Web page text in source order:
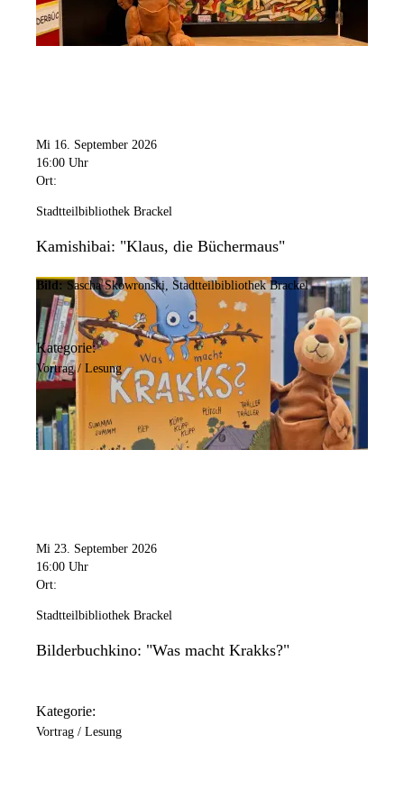
Mi 16. September 2026
16:00 Uhr
Ort:
Stadtteilbibliothek Brackel
Kamishibai: "Klaus, die Büchermaus"
Bild: Sascha Skowronski, Stadtteilbibliothek Brackel
Kategorie:
Vortrag / Lesung
Mi 23. September 2026
16:00 Uhr
Ort:
Stadtteilbibliothek Brackel
Bilderbuchkino: "Was macht Krakks?"
Kategorie:
Vortrag / Lesung